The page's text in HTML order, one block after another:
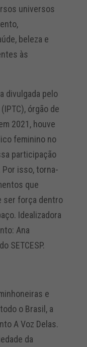
universos
beleza e
às
divulgada pelo
órgão de
2021, houve
feminino no
participação
isso, torna-
que
ser força dentro
Idealizadora
Ana
SETCESP.
e
o Brasil, a
A Voz Delas.
da